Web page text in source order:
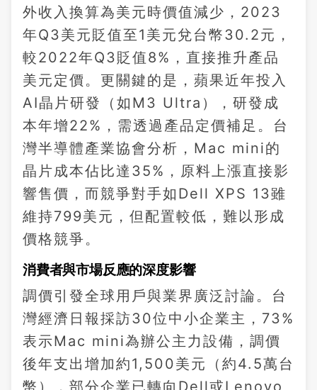
外收入換算為美元時價值減少，2023
年Q3美元貶值至1美元兌台幣30.2元，
較2022年Q3貶值8%，直接推升產品
美元定價。更關鍵的是，蘋果近年投入
AI晶片研發（如M3 Ultra），研發成
本年增22%，需透過產品定價補足。台
灣半導體產業協會分析，Mac mini的
晶片成本佔比達35%，原料上漲直接影
響售價，而競爭對手如Dell XPS 13雖
維持799美元，但配置較低，難以形成
價格競爭。
消費者與市場反應的深度影響
調價引發全球用戶與業界廣泛討論。台
灣經濟日報採訪30位中小企業主，73%
表示Mac mini為辦公主力設備，調價
後年支出增加約1,500美元（約4.5萬台
幣），部分企業已轉向Dell或Lenovo